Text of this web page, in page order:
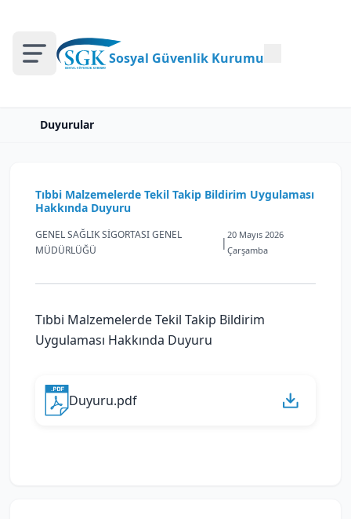
Sosyal Güvenlik Kurumu
Duyurular
Tıbbi Malzemelerde Tekil Takip Bildirim Uygulaması
Hakkında Duyuru
GENEL SAĞLIK SİGORTASI GENEL
MÜDÜRLÜĞÜ
|
20 Mayıs 2026
Çarşamba
Tıbbi Malzemelerde Tekil Takip Bildirim
Uygulaması Hakkında Duyuru
Duyuru.pdf